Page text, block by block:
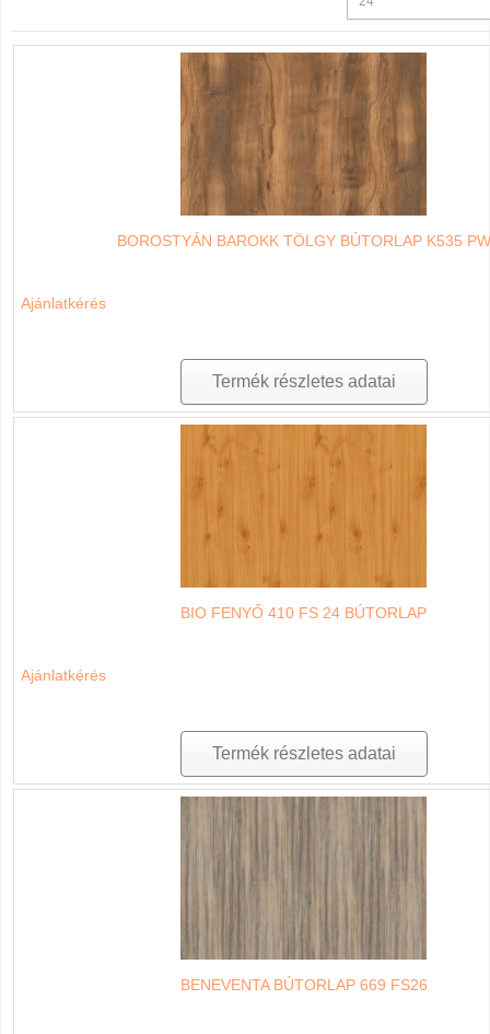
BOROSTYÁN BAROKK TÖLGY BÚTORLAP K535 PW
Ajánlatkérés
Termék részletes adatai
BIO FENYŐ 410 FS 24 BÚTORLAP
Ajánlatkérés
Termék részletes adatai
BENEVENTA BÚTORLAP 669 FS26